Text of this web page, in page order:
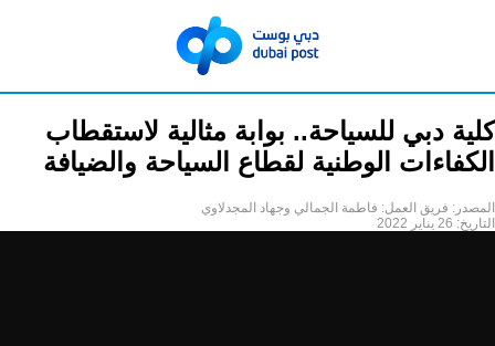
كلية دبي للسياحة.. بوابة مثالية لاستقطاب
الكفاءات الوطنية لقطاع السياحة والضيافة
المصدر: فريق العمل: فاطمة الجمالي وجهاد المجدلاوي
التاريخ: 26 يناير 2022